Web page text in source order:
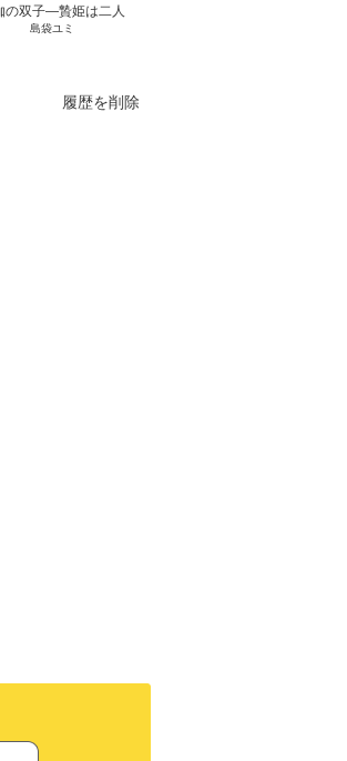
の双子―贄姫は二人
の王子に愛される―
島袋ユミ
履歴を削除